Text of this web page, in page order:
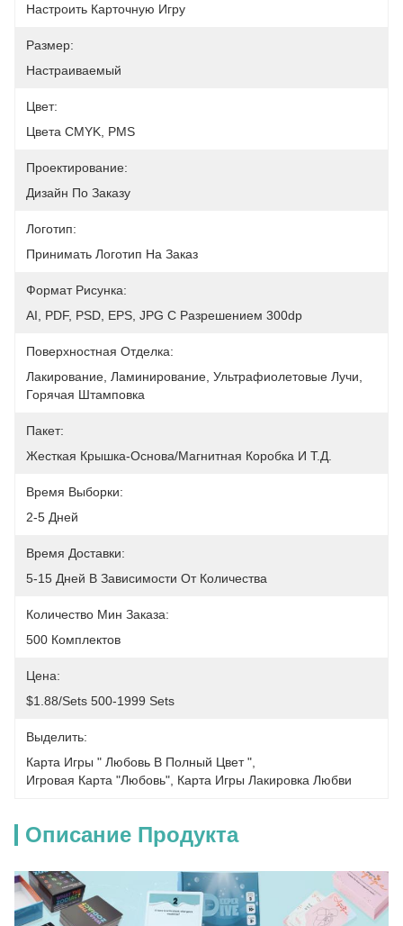
Настроить Карточную Игру
Размер:
Настраиваемый
Цвет:
Цвета CMYK, PMS
Проектирование:
Дизайн По Заказу
Логотип:
Принимать Логотип На Заказ
Формат Рисунка:
AI, PDF, PSD, EPS, JPG С Разрешением 300dp
Поверхностная Отделка:
Лакирование, Ламинирование, Ультрафиолетовые Лучи,
Горячая Штамповка
Пакет:
Жесткая Крышка-Основа/магнитная Коробка И Т.д.
Время Выборки:
2-5 Дней
Время Доставки:
5-15 Дней В Зависимости От Количества
Количество Мин Заказа:
500 Комплектов
Цена:
$1.88/sets 500-1999 Sets
Выделить:
Карта Игры " Любовь В Полный Цвет "
Игровая Карта "Любовь" Карта Игры Лакировка Любви
Описание Продукта